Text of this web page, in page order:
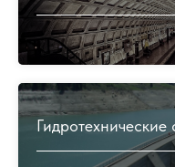
Частые